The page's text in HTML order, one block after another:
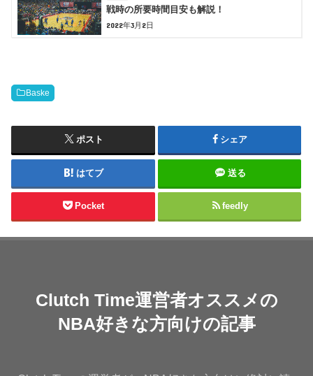
戦時の所要時間目安も解説！
2022年3月2日
Baske
ポスト シェア
はてブ 送る
Pocket feedly
Clutch Time運営者オススメの
NBA好きな方向けの記事